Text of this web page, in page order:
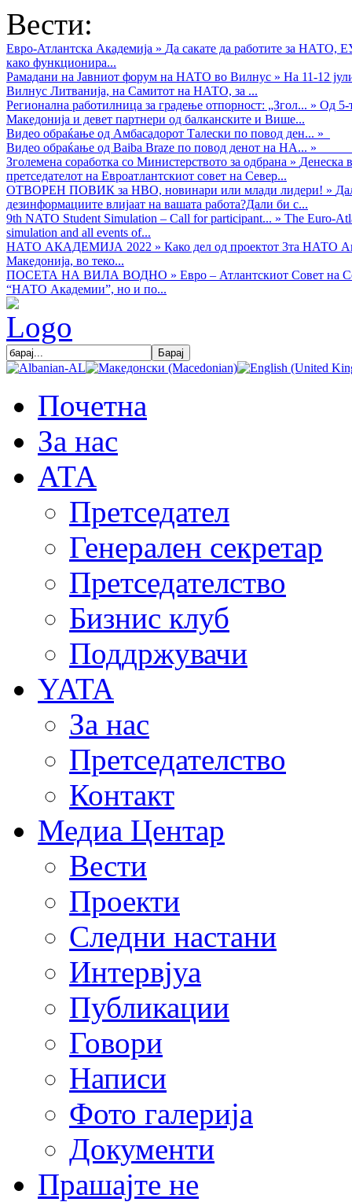
Вести:
Евро-Атлантска Академија » Да сакате да работите за НАТО,
како функционира...
Рамадани на Јавниот форум на НАТО во Вилнус » На 11-12
Вилнус Литванија, на Самитот на НАТО, за ...
Регионална работилница за градење отпорност: „Згол... » Од 5-
Македонија и девет партнери од балканските и Више...
Видео обраќањe од Амбасадорот Талески по повод ден... »
Видео обраќање од Baiba Braze по повод денот на НА... »
Зголемена соработка со Министерството за одбрана » Денеска
претседателот на Евроатлантскиот совет на Север...
ОТВОРЕН ПОВИК за НВО, новинари или млади лидери! »
дезинформациите влијаат на вашата работа?Дали би с...
9th NATO Student Simulation – Call for participant... » The Euro-
simulation and all events of...
НАТО АКАДЕМИЈА 2022 » Како дел од проектот 3та НАТО
Македонија, во теко...
ПОСЕТА НА ВИЛА ВОДНО » Евро – Атлантскиот Совет на
“НАТО Академии”, но и по...
Почетна
За нас
АТА
Претседател
Генерален секретар
Претседателство
Бизнис клуб
Поддржувачи
YATA
За нас
Претседателство
Контакт
Медиа Центар
Вести
Проекти
Следни настани
Интервјуа
Публикации
Говори
Написи
Фото галерија
Документи
Прашајте не